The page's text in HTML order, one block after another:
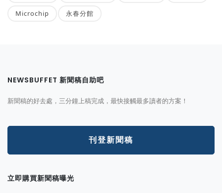
Microchip 永春分館
NEWSBUFFET 新聞稿自助吧
新聞稿的好去處，三分鐘上稿完成，最快接觸最多讀者的方案！
刊登新聞稿
立即購買新聞稿曝光